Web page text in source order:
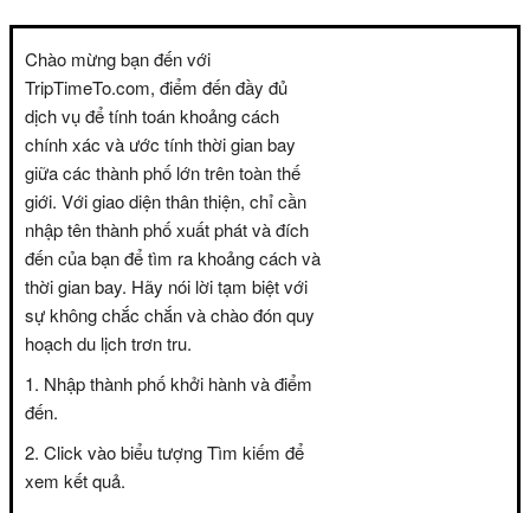
Chào mừng bạn đến với
TripTimeTo.com, điểm đến đầy đủ
dịch vụ để tính toán khoảng cách
chính xác và ước tính thời gian bay
giữa các thành phố lớn trên toàn thế
giới. Với giao diện thân thiện, chỉ cần
nhập tên thành phố xuất phát và đích
đến của bạn để tìm ra khoảng cách và
thời gian bay. Hãy nói lời tạm biệt với
sự không chắc chắn và chào đón quy
hoạch du lịch trơn tru.
Nhập thành phố khởi hành và điểm
đến.
Click vào biểu tượng Tìm kiếm để
xem kết quả.